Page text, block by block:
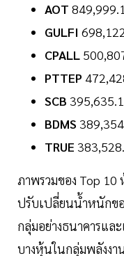
AOT
GULFI
CPALL
PTTEP
SCB
BDMS
TRUE
ภาพรวมของ Top
ปรับเปลี่ยนน้ำหนักข
กลุ่มอย่างธนาคารแ
บางหุ้นในกลุ่มพลังงา